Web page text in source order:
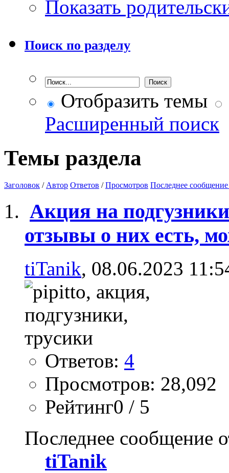
Показать
Поиск по разделу
Отобразить темы
Расширенный поиск
Темы раздела
Заголовок / Автор Ответов /Просмотров Последнее сообщение
Акция на
отзывы о них есть,
tiTanik, 08.06.2023
Ответов: 4
Просмотров: 28,092
Рейтинг0 / 5
Последнее сообщение
tiTanik